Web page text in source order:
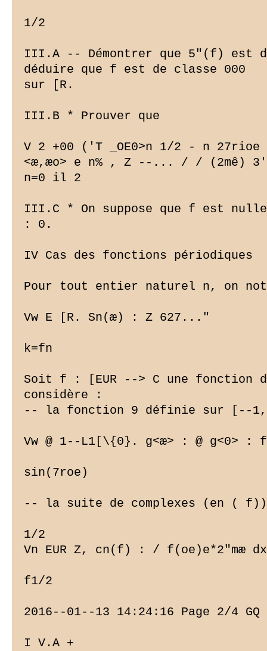
1/2
III.A -- Démontrer que 5"(f) est
déduire que f est de classe 000
sur [R.
III.B * Prouver que
V 2 +00 ('T _OE0>n 1/2 - n 27rioe
<æ,æo> e n% , Z --... / / (2mê)
n=0 il 2
III.C * On suppose que f est
: 0.
IV Cas des fonctions périodiques
Pour tout entier naturel n, on
Vw E [R. Sn(æ) : Z 627..."
k=fn
Soit f : [EUR --> C une fonction
considère :
-- la fonction 9 définie sur [--
Vw @ 1--L1[\{0}. g<æ> : @ g<0> :
sin(7roe)
-- la suite de complexes (en (
1/2
Vn EUR Z, cn(f) : / f(oe)e*2"mæ dx
f1/2
2016--01--13 14:24:16 Page 2/4 GQ
I V.A +